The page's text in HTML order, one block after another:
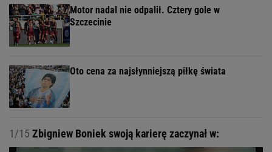
Motor nadal nie odpalił. Cztery gole w
Szczecinie
Oto cena za najsłynniejszą piłkę świata
1/15 Zbigniew Boniek swoją karierę zaczynał w: